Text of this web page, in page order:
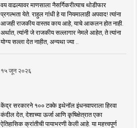
वय वाढल्यावर माणसाला नैसर्गिकरीत्याच थोडीफार
प्रगल्भता येते. राहुल गांधी हे या नियमालाही अपवाद! त्यांना
आजही राजकीय वास्तव काय आहे, याचे आकलन होत नाही.
अर्थात, त्यांनी जे राजकीय सल्लागार नेमले आहेत, ते त्यांना
योग्य सल्ला देत नाहीत, अन्यथा ज्या ..
१५ जून २०२६
केंद्र सरकारने १०० टक्के इथेनॉल इंधनवापराला हिरवा
कंदील देत, देशाच्या ऊर्जा आणि कृषिक्षेत्रात एका
ऐतिहासिक क्रांतीची पायाभरणी केली आहे. या महत्त्वपूर्ण